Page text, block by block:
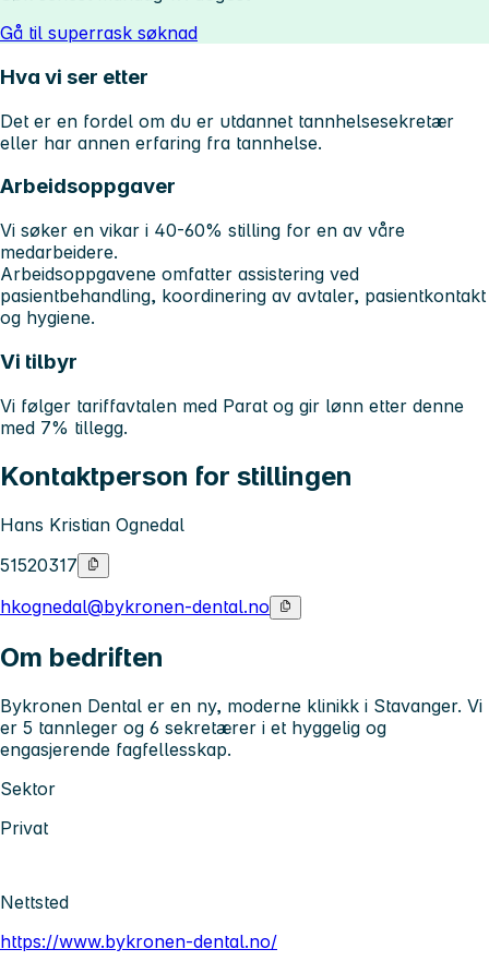
Gå til superrask søknad
Hva vi ser etter
Det er en fordel om du er utdannet tannhelsesekretær
eller har annen erfaring fra tannhelse.
Arbeidsoppgaver
Vi søker en vikar i 40-60% stilling for en av våre
medarbeidere.
Arbeidsoppgavene omfatter assistering ved
pasientbehandling, koordinering av avtaler, pasientkontakt
og hygiene.
Vi tilbyr
Vi følger tariffavtalen med Parat og gir lønn etter denne
med 7% tillegg.
Kontaktperson for stillingen
Hans Kristian Ognedal
51520317
hkognedal@bykronen-dental.no
Om bedriften
Bykronen Dental er en ny, moderne klinikk i Stavanger. Vi
er 5 tannleger og 6 sekretærer i et hyggelig og
engasjerende fagfellesskap.
Sektor
Privat
Nettsted
https://www.bykronen-dental.no/